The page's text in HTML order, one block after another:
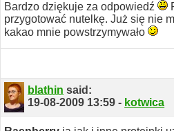
Bardzo dziękuje za odpowiedź
przygotować nutelkę. Już się nie
kakao mnie powstrzymywało
blathin said:
19-08-2009 13:59 - kotwica